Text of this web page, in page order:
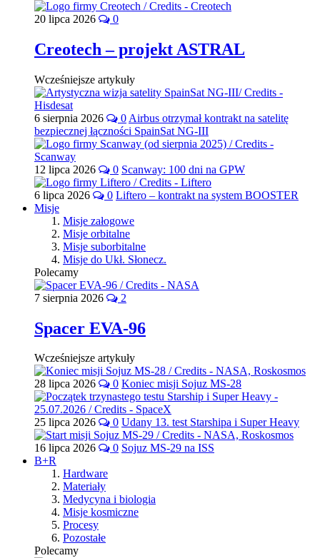
20 lipca 2026 0
Creotech – projekt ASTRAL
Wcześniejsze artykuły
6 sierpnia 2026 0 Airbus otrzymał kontrakt na satelitę
bezpiecznej łączności SpainSat NG-III
12 lipca 2026 0 Scanway: 100 dni na GPW
6 lipca 2026 0 Liftero – kontrakt na system BOOSTER
Misje
Misje załogowe
Misje orbitalne
Misje suborbitalne
Misje do Ukł. Słonecz.
Polecamy
7 sierpnia 2026 2
Spacer EVA-96
Wcześniejsze artykuły
28 lipca 2026 0 Koniec misji Sojuz MS-28
25 lipca 2026 0 Udany 13. test Starshipa i Super Heavy
16 lipca 2026 0 Sojuz MS-29 na ISS
B+R
Hardware
Materiały
Medycyna i biologia
Misje kosmiczne
Procesy
Pozostałe
Polecamy